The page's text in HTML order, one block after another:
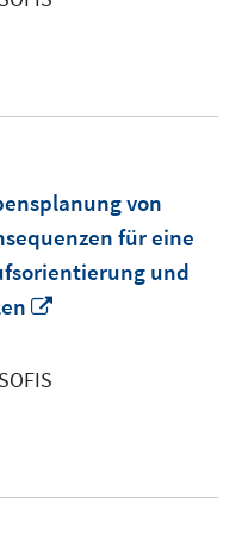
von
für eine
und